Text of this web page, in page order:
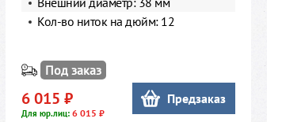
Кол-во ниток на дюйм: 12
Под заказ
6 015 ₽
Для юр.лиц: 6 015 ₽
Предзаказ